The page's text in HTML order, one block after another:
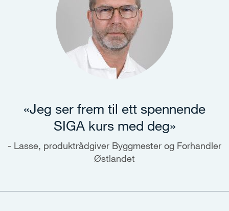
«Jeg ser frem til ett spennende
SIGA kurs med deg»
Lasse, produktrådgiver Byggmester og Forhandler
Østlandet